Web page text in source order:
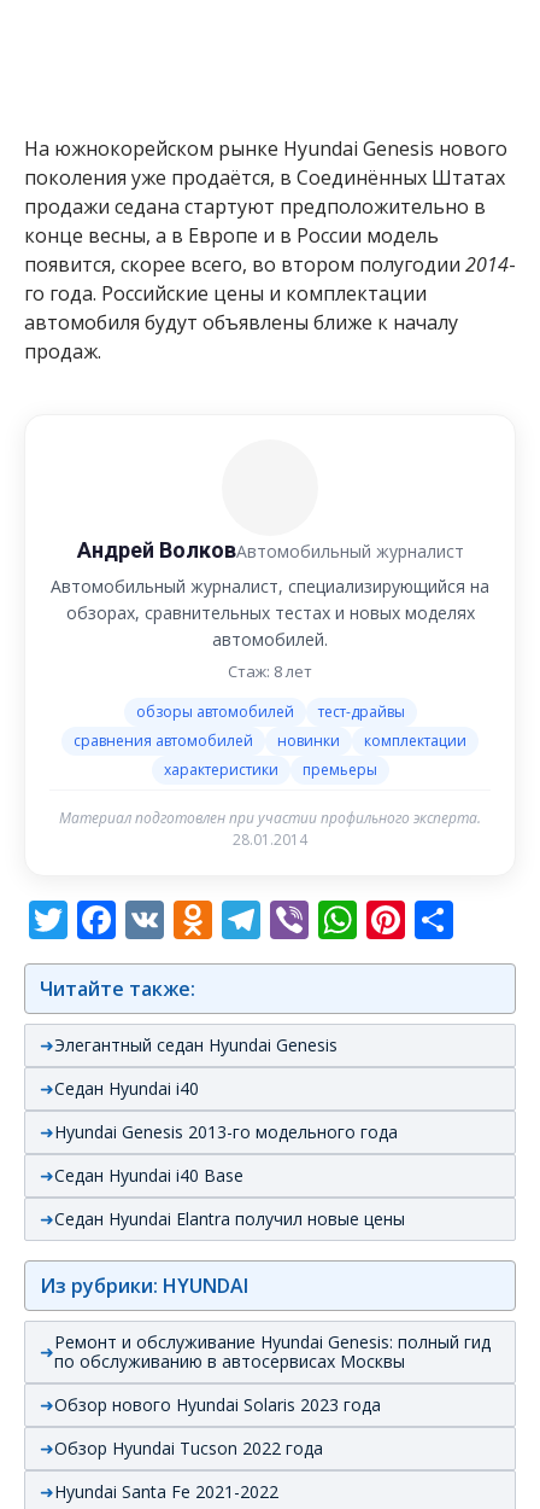
На южнокорейском рынке Hyundai Genesis нового
поколения уже продаётся, в Соединённых Штатах
продажи седана стартуют предположительно в
конце весны, а в Европе и в России модель
появится, скорее всего, во втором полугодии 2014-
го года. Российские цены и комплектации
автомобиля будут объявлены ближе к началу
продаж.
Андрей ВолковАвтомобильный журналист
Автомобильный журналист, специализирующийся на
обзорах, сравнительных тестах и новых моделях
автомобилей.
Стаж: 8 лет
обзоры автомобилей
тест-драйвы
сравнения автомобилей
новинки
комплектации
характеристики
премьеры
Материал подготовлен при участии профильного эксперта.
28.01.2014
Twitter
Facebook
VK Odnoklassniki
Telegram
Viber
Читайте также:
Элегантный седан Hyundai Genesis
Седан Hyundai i40
Hyundai Genesis 2013-го модельного года
Седан Hyundai i40 Base
Седан Hyundai Elantra получил новые цены
Из рубрики: HYUNDAI
Ремонт и обслуживание Hyundai Genesis: полный гид
по обслуживанию в автосервисах Москвы
Обзор нового Hyundai Solaris 2023 года
Обзор Hyundai Tucson 2022 года
Hyundai Santa Fe 2021-2022